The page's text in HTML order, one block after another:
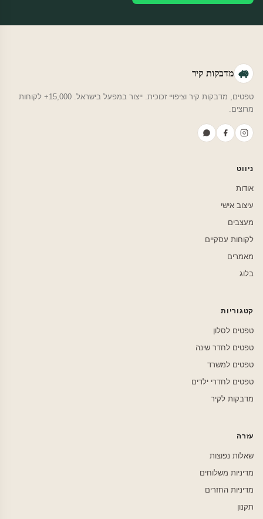
מדבקות קיר
טפטים, מדבקות קיר וציפויי זכוכית. ייצור במפעל בישראל. 15,000+ לקוחות
מרוצים.
ניווט
אודות
עיצוב אישי
מעצבים
לקוחות עסקיים
מאמרים
בלוג
קטגוריות
טפטים לסלון
טפטים לחדר שינה
טפטים למשרד
טפטים לחדרי ילדים
מדבקות לקיר
עזרה
שאלות נפוצות
מדיניות משלוחים
מדיניות החזרים
תקנון